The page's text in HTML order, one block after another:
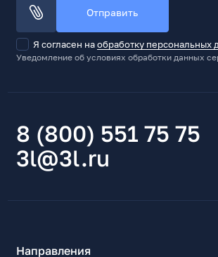
Отправить
Я согласен наобработку персональных
Уведомление об условиях обработки данных
8 (800) 551 75 75
3l@3l.ru
Направления